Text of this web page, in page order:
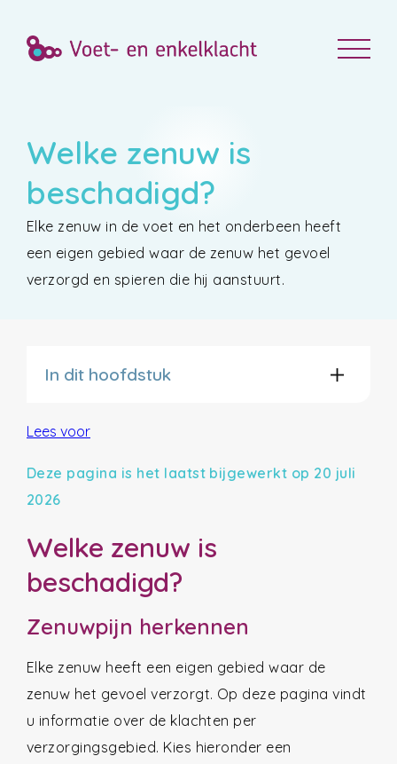
Welke zenuw is
beschadigd?
Elke zenuw in de voet en het onderbeen heeft
een eigen gebied waar de zenuw het gevoel
verzorgd en spieren die hij aanstuurt.
In dit hoofdstuk
Lees voor
Deze pagina is het laatst bijgewerkt op 20 juli
2026
Welke zenuw is
beschadigd?
Zenuwpijn herkennen
Elke zenuw heeft een eigen gebied waar de
zenuw het gevoel verzorgt. Op deze pagina vindt
u informatie over de klachten per
verzorgingsgebied. Kies hieronder een